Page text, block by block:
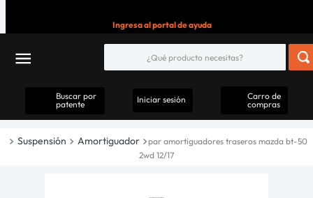
Ingresa al portal de ayuda
Buscar por
patente
Iniciar sesión
Carro de
compras
Suspensión Amortiguador
par amortiguadores traseros mazda bt-50
2wd 12/17